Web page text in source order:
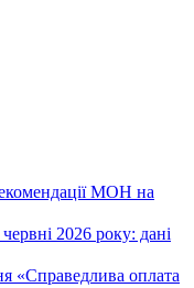
МОН на
2026 року: дані
«Справедлива оплата